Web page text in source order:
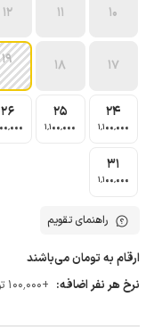
10
11
12
17
18
19
24
1٬100٬000
25
1٬100٬000
26
31
1٬100٬000
راهنمای تقویم
ارقام به تومان می‌باشند
نرخ هر نفر اضافه: +100٬000 تومان / بیشتر از 4 نفر